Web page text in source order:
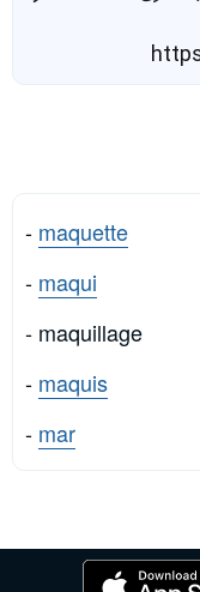
- maquette
- maqui
- maquillage
- maquis
- mar